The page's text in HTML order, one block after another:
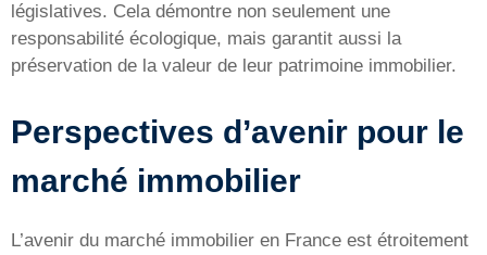
législatives. Cela démontre non seulement une
responsabilité écologique, mais garantit aussi la
préservation de la valeur de leur patrimoine immobilier.
Perspectives d’avenir pour le
marché immobilier
L’avenir du marché immobilier en France est étroitement